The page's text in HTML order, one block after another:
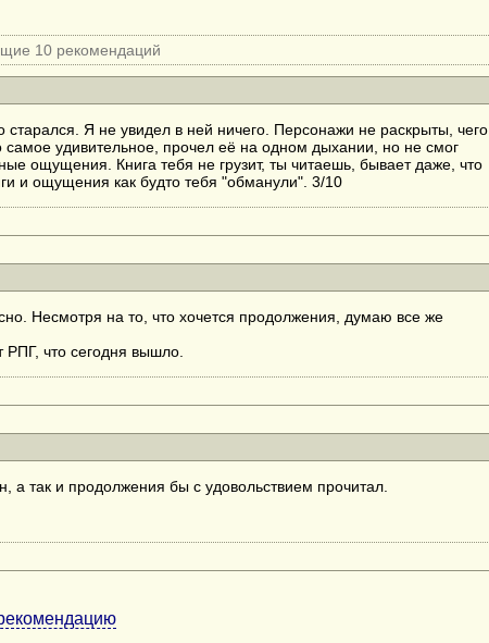
10 рекомендаций
старался. Я не увидел в ней ничего. Персонажи не раскрыты, чего
самое удивительное, прочел её на одном дыхании, но не смог
ощущения. Книга тебя не грузит, ты читаешь, бывает даже, что
и ощущения как будто тебя "обманули". 3/10
Несмотря на то, что хочется продолжения, думаю все же
РПГ, что сегодня вышло.
а так и продолжения бы с удовольствием прочитал.